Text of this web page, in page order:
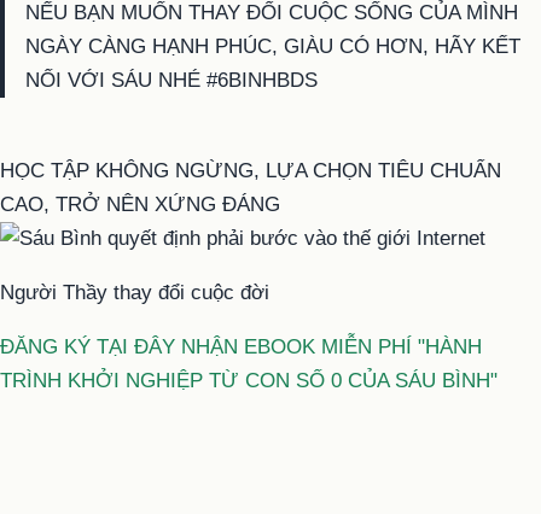
NẾU BẠN MUỐN THAY ĐỔI CUỘC SỐNG CỦA MÌNH
NGÀY CÀNG HẠNH PHÚC, GIÀU CÓ HƠN, HÃY KẾT
NỐI VỚI SÁU NHÉ #6BINHBDS
HỌC TẬP KHÔNG NGỪNG, LỰA CHỌN TIÊU CHUẨN
CAO, TRỞ NÊN XỨNG ĐÁNG
Người Thầy thay đổi cuộc đời
ĐĂNG KÝ TẠI ĐÂY NHẬN EBOOK MIỄN PHÍ "HÀNH
TRÌNH KHỞI NGHIỆP TỪ CON SỐ 0 CỦA SÁU BÌNH"